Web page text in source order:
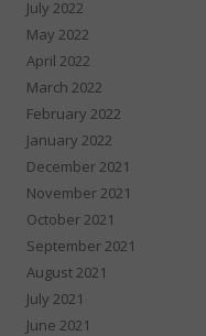
July 2022
May 2022
April 2022
March 2022
February 2022
January 2022
December 2021
November 2021
October 2021
September 2021
August 2021
July 2021
June 2021